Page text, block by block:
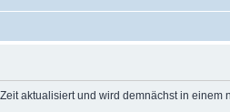
aktualisiert und wird demnächst in einem